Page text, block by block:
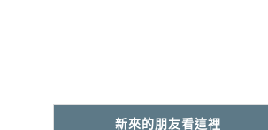
新來的朋友看這裡